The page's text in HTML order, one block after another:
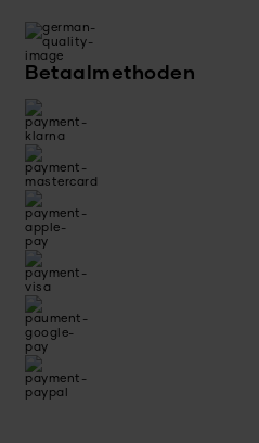
Betaalmethoden